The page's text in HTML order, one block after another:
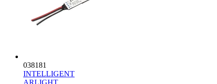
038181
INTELLIGENT
ARLIGHT